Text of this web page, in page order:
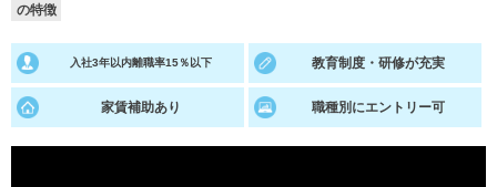
就活支援 就活コラム
適職診断 就活チャンネル
の特徴
入社3年以内離職率15％以下 教育制度・研修が充実
家賃補助あり 職種別にエントリー可